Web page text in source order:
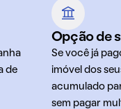
de
Opção de
Se você já
imóvel dos
acumulado
sem pagar